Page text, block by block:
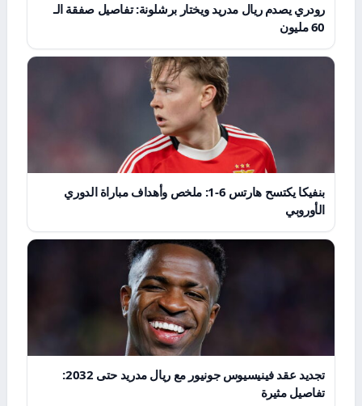
رودري يصدم ريال مدريد ويختار برشلونة: تفاصيل صفقة الـ
60 مليون
بنفيكا يكتسح هارتس 6-1: ملخص وأهداف مباراة الدوري
الأوروبي
تجديد عقد فينيسيوس جونيور مع ريال مدريد حتى 2032:
تفاصيل مثيرة